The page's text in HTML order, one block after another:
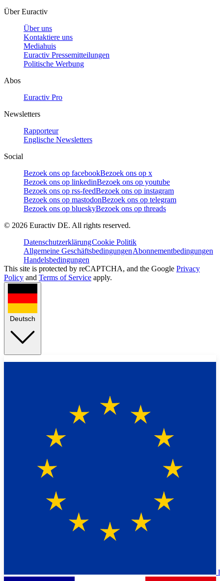
Über Euractiv
Über uns
Kontaktiere uns
Mediahuis
Euractiv Pressemitteilungen
Politische Werbung
Abos
Euractiv Pro
Newsletters
Rapporteur
Englische Newsletters
Social
Bezoek ons op facebookBezoek ons op x
Bezoek ons op linkedinBezoek ons op youtube
Bezoek ons op rss-feedBezoek ons op instagram
Bezoek ons op mastodonBezoek ons op telegram
Bezoek ons op blueskyBezoek ons op threads
© 2026 Euractiv DE. All rights reserved.
DatenschutzerklärungCookie Politik
Allgemeine GeschäftsbedingungenAbonnementbedingungen
Handelsbedingungen
This site is protected by reCAPTCHA, and the Google Privacy
Policy and Terms of Service apply.
Deutsch